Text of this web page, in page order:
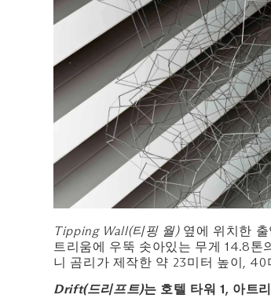
Tipping Wall(티핑 월)옆에 위치한 출
트리움에 우뚝 솟아있는 무게 14.8톤
니 곰리가 제작한 약 23미터 높이,
Drift(드리프트)는 호텔 타워 1, 아트